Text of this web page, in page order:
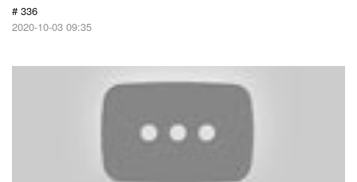
# 336
2020-10-03 09:35